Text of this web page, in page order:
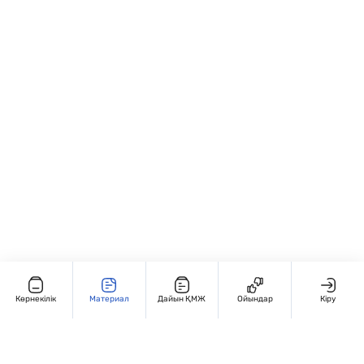
Көрнекілік Материал Дайын ҚМЖ Ойындар Кіру